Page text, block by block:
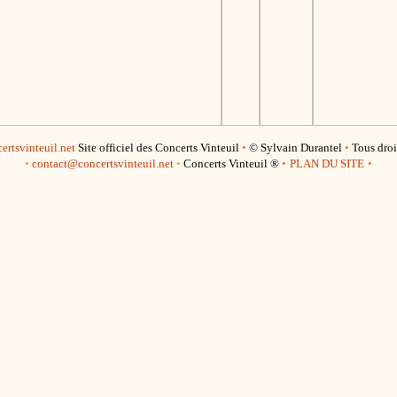
Site officiel des Concerts Vinteuil • © Sylvain Durantel • Tous
• contact@concertsvinteuil.net • Concerts Vinteuil ® • PLAN DU SITE •